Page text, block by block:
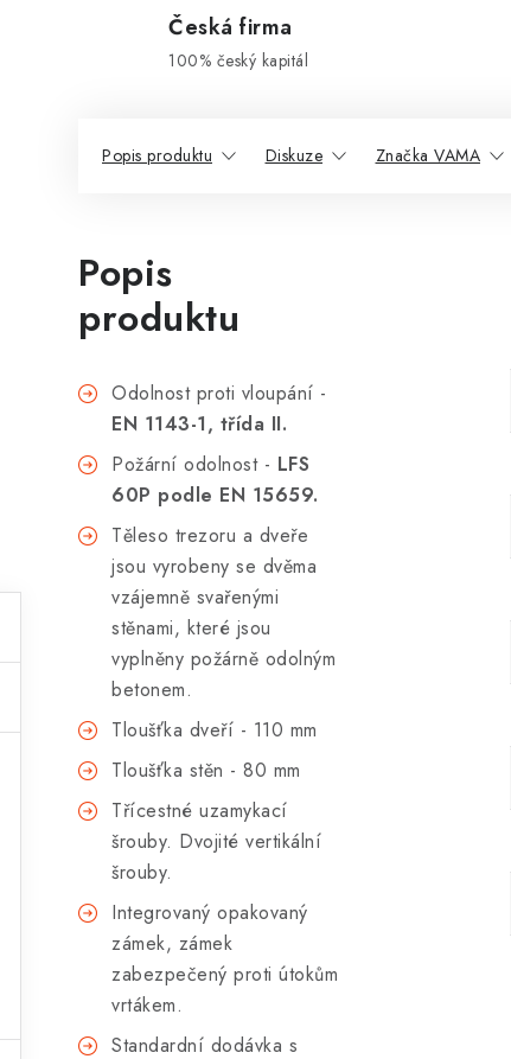
Česká firma
100% český kapitál
Popis produktu Diskuze Značka VAMA
Popis
produktu
Odolnost proti vloupání -
EN 1143-1, třída II.
Požární odolnost - LFS
60P podle EN 15659.
Těleso trezoru a dveře
jsou vyrobeny se dvěma
vzájemně svařenými
stěnami, které jsou
vyplněny požárně odolným
betonem.
Tloušťka dveří - 110 mm
Tloušťka stěn - 80 mm
Třícestné uzamykací
šrouby. Dvojité vertikální
šrouby.
Integrovaný opakovaný
zámek, zámek
zabezpečený proti útokům
vrtákem.
Standardní dodávka s